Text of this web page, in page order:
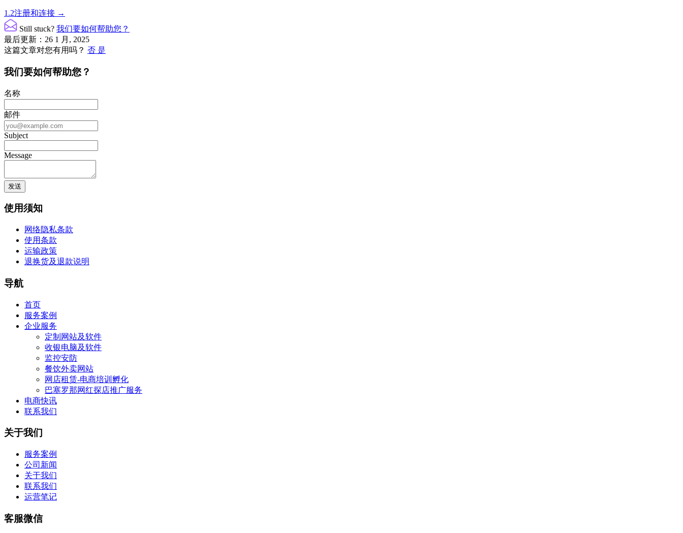
文
档
导
航
1.2注册和连接 →
Still stuck? 我们要如何帮助您？
最后更新：26 1 月, 2025
这篇文章对您有用吗？ 否 是
我们要如何帮助您？
名称
邮件
Subject
Message
使用须知
网络隐私条款
使用条款
运输政策
退换货及退款说明
导航
首页
服务案例
企业服务
定制网站及软件
收银电脑及软件
监控安防
餐饮外卖网站
网店租赁-电商培训孵化
巴塞罗那网红探店推广服务
电商快讯
联系我们
关于我们
服务案例
公司新闻
关于我们
联系我们
运营笔记
客服微信